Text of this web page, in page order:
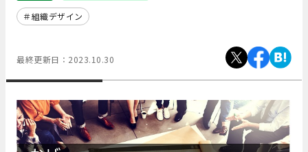
組織デザイン
最終更新日： 2023.10.30